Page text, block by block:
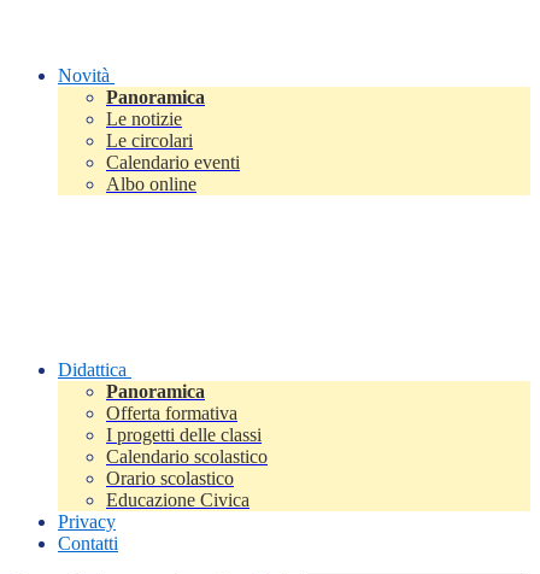
Novità
Panoramica
Le notizie
Le circolari
Calendario eventi
Albo online
Didattica
Panoramica
Offerta formativa
I progetti delle classi
Calendario scolastico
Orario scolastico
Educazione Civica
Privacy
Contatti